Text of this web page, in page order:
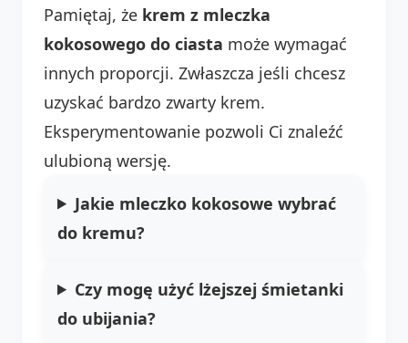
Pamiętaj, że krem z mleczka
kokosowego do ciasta może wymagać
innych proporcji. Zwłaszcza jeśli chcesz
uzyskać bardzo zwarty krem.
Eksperymentowanie pozwoli Ci znaleźć
ulubioną wersję.
Jakie mleczko kokosowe wybrać
do kremu?
Czy mogę użyć lżejszej śmietanki
do ubijania?